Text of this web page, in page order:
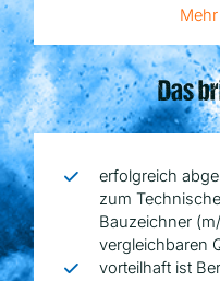
virtuellen
Kollisionen und
selbstständiges
von Lage-,
auf der
Bestandsdaten
Das
erfolgreich
zum
Bauzeichner
vergleichbaren
vorteilhaft ist